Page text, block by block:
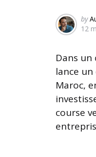
by
by
12
Dans
lance
Maroc,
course